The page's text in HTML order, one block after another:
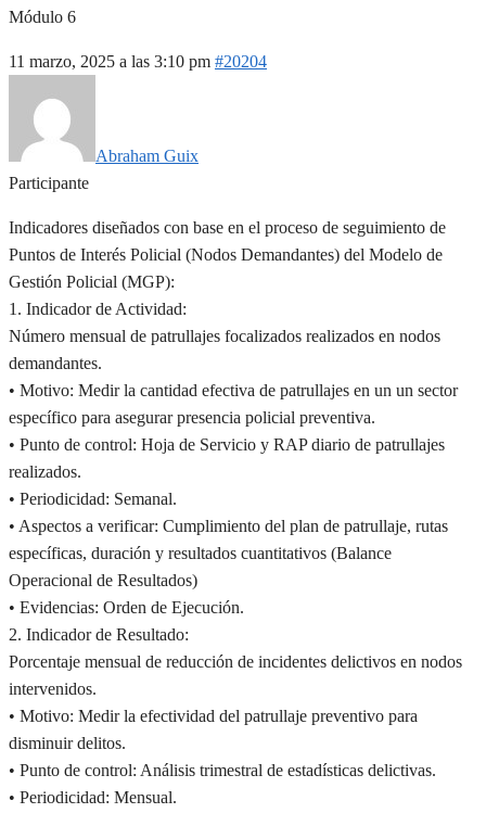
Módulo 6
11 marzo, 2025 a las 3:10 pm #20204
Abraham Guix
Participante
Indicadores diseñados con base en el proceso de seguimiento de
Puntos de Interés Policial (Nodos Demandantes) del Modelo de
Gestión Policial (MGP):
1. Indicador de Actividad:
Número mensual de patrullajes focalizados realizados en nodos
demandantes.
• Motivo: Medir la cantidad efectiva de patrullajes en un un sector
específico para asegurar presencia policial preventiva.
• Punto de control: Hoja de Servicio y RAP diario de patrullajes
realizados.
• Periodicidad: Semanal.
• Aspectos a verificar: Cumplimiento del plan de patrullaje, rutas
específicas, duración y resultados cuantitativos (Balance
Operacional de Resultados)
• Evidencias: Orden de Ejecución.
2. Indicador de Resultado:
Porcentaje mensual de reducción de incidentes delictivos en nodos
intervenidos.
• Motivo: Medir la efectividad del patrullaje preventivo para
disminuir delitos.
• Punto de control: Análisis trimestral de estadísticas delictivas.
• Periodicidad: Mensual.